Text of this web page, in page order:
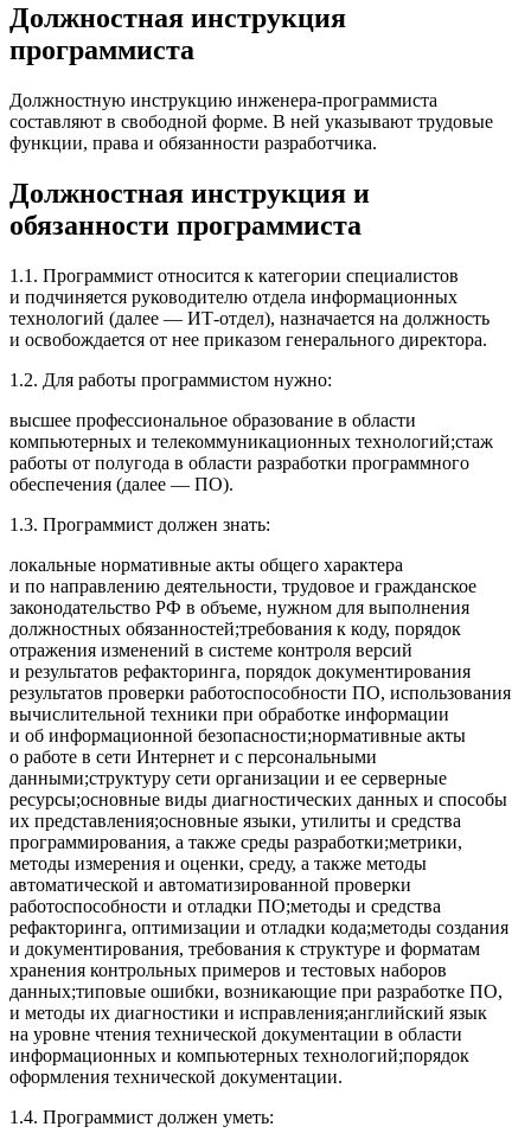
Должностная инструкция
программиста
Должностную инструкцию инженера-программиста
составляют в свободной форме. В ней указывают трудовые
функции, права и обязанности разработчика.
Должностная инструкция и
обязанности программиста
1.1. Программист относится к категории специалистов
и подчиняется руководителю отдела информационных
технологий (далее — ИТ-отдел), назначается на должность
и освобождается от нее приказом генерального директора.
1.2. Для работы программистом нужно:
высшее профессиональное образование в области
компьютерных и телекоммуникационных технологий;стаж
работы от полугода в области разработки программного
обеспечения (далее — ПО).
1.3. Программист должен знать:
локальные нормативные акты общего характера
и по направлению деятельности, трудовое и гражданское
законодательство РФ в объеме, нужном для выполнения
должностных обязанностей;требования к коду, порядок
отражения изменений в системе контроля версий
и результатов рефакторинга, порядок документирования
результатов проверки работоспособности ПО, использования
вычислительной техники при обработке информации
и об информационной безопасности;нормативные акты
о работе в сети Интернет и с персональными
данными;структуру сети организации и ее серверные
ресурсы;основные виды диагностических данных и способы
их представления;основные языки, утилиты и средства
программирования, а также среды разработки;метрики,
методы измерения и оценки, среду, а также методы
автоматической и автоматизированной проверки
работоспособности и отладки ПО;методы и средства
рефакторинга, оптимизации и отладки кода;методы создания
и документирования, требования к структуре и форматам
хранения контрольных примеров и тестовых наборов
данных;типовые ошибки, возникающие при разработке ПО,
и методы их диагностики и исправления;английский язык
на уровне чтения технической документации в области
информационных и компьютерных технологий;порядок
оформления технической документации.
1.4. Программист должен уметь: